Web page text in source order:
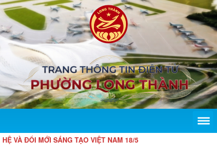
ĐỔI MỚI SÁNG TẠO VIỆT NAM 18/5